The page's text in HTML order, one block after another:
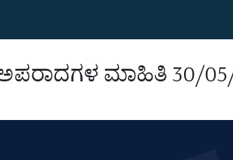
ಮಾಹಿತಿ 30/05/